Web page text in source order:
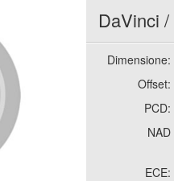
DaVinci /
Dimensione:
Offset:
PCD:
NAD
ECE: